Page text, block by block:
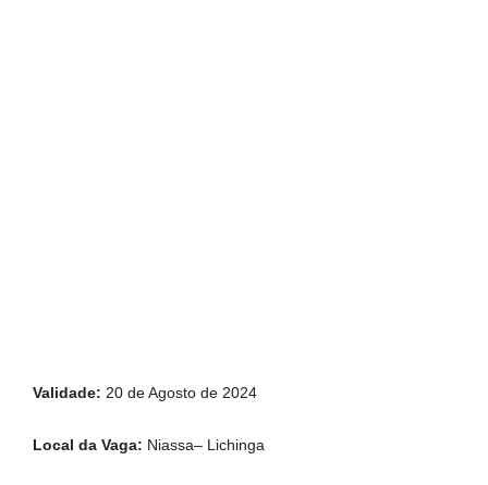
Validade: 20 de Agosto de 2024
Local da Vaga: Niassa– Lichinga